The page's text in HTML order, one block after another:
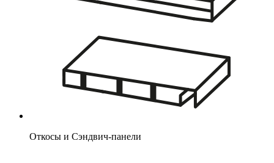
Откосы и Сэндвич-панели